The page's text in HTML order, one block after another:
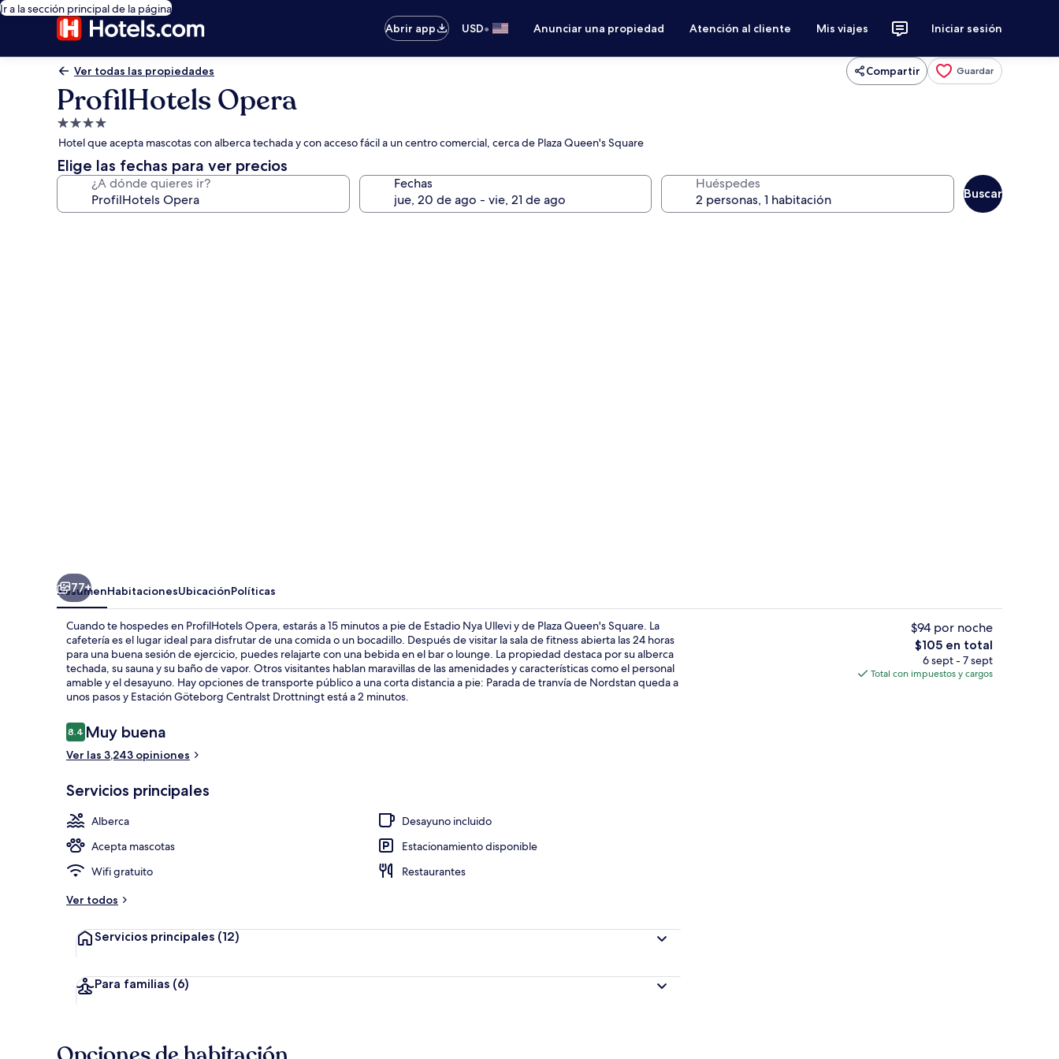
Ir a la sección principal de la página
Abrir app
USD• Anunciar una propiedad Atención al cliente Mis viajes Iniciar sesión
Ver todas las propiedades Compartir Guardar
ProfilHotels Opera
Propiedad
de
4.0
estrellas
Hotel que acepta mascotas con alberca techada y con acceso fácil a un centro comercial, cerca de Plaza Queen's Square
Elige las fechas para ver precios
¿A dónde quieres ir? Fechas Huéspedes
Buscar
Desayuno buffet incluido todos los días Alberca techada
77+
ResumenHabitacionesUbicaciónPolíticas
Cuando te hospedes en ProfilHotels Opera, estarás a 15 minutos a pie de Estadio Nya Ullevi y de Plaza Queen's Square. La
cafetería es el lugar ideal para disfrutar de una comida o un bocadillo. Después de visitar la sala de fitness abierta las 24 horas
para una buena sesión de ejercicio, puedes relajarte con una bebida en el bar o lounge. La propiedad destaca por su alberca
techada, su sauna y su baño de vapor. Otros visitantes hablan maravillas de las amenidades y características como el personal
amable y el desayuno. Hay opciones de transporte público a una corta distancia a pie: Parada de tranvía de Nordstan queda a
unos pasos y Estación Göteborg Centralst Drottningt está a 2 minutos.
Opiniones
8.48.4 de 10,
Muy buena
Ver las 3,243 opiniones
Servicios principales
Alberca
Desayuno incluido
Acepta mascotas
Estacionamiento disponible
Wifi gratuito
Restaurantes
Ver todos
Servicios principales (12)
Para familias (6)
$94 por noche
El
precio
total
$105 en total
6 sept - 7 sept
Total con impuestos y cargos